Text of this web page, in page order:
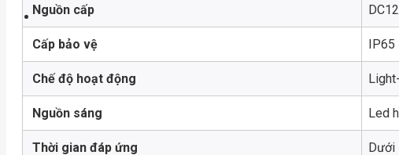
Nguồn cấp
Cấp bảo vệ IP65
Chế độ hoạt động
Nguồn sáng Led
Thời gian đáp ứng Dưới